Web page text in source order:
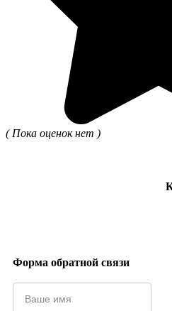
( Пока оценок нет )
Форма обратной связи